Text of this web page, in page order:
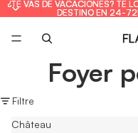
¿TE VAS DE VACACIONES? TE
DESTINO EN 24-
¿TE VAS DE VACACIONES? TE
DESTINO EN 24-
Foyer
Filtre
Château